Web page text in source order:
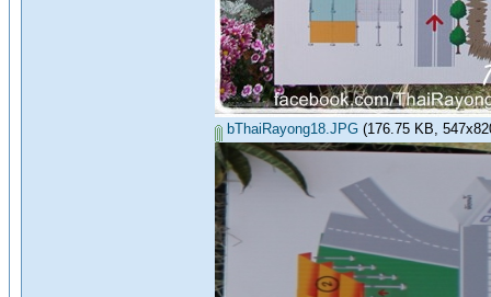
bThaiRayong18.JPG (176.75 KB,